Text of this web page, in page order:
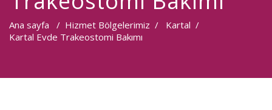
Ana sayfa / Hizmet Bölgelerimiz / Kartal /
Kartal Evde Trakeostomi Bakımı